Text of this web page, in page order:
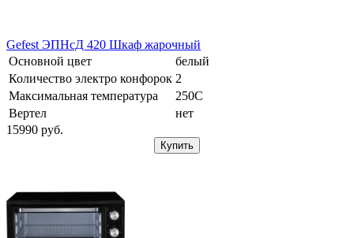
Gefest ЭПНсД 420 Шкаф жарочный
Основной цвет
белый
Количество электро конфорок 2
Максимальная температура
250С
Вертел
нет
15990 pуб.
Купить